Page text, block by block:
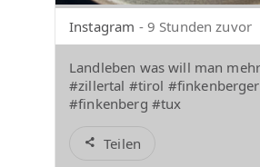
Instagram - 9 Stunden zuvor
Landleben was will man
#zillertal #tirol
#finkenberg #tux
Teilen